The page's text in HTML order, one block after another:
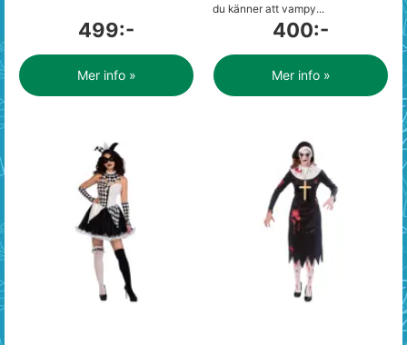
499:-
Mer info »
du känner att vampy...
400:-
Mer info »